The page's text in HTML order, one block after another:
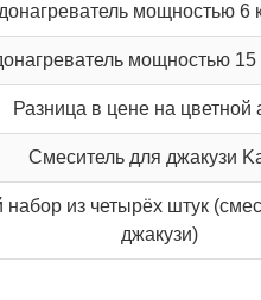
мощностью 6
мощностью 15
Разница в цене на цветной
Смеситель для джакузи
набор из четырёх штук
джакузи)